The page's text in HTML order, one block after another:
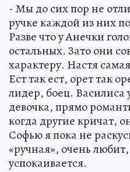
- Мы до сих пор не
ручке каждой из них
Разве что у Анечки
остальных. Зато они
характеру. Настя
Ест так ест, орет так
лидер, боец. Василиса
девочка, прямо
когда другие кричат,
Софью я пока не
«ручная», очень
успокаивается.